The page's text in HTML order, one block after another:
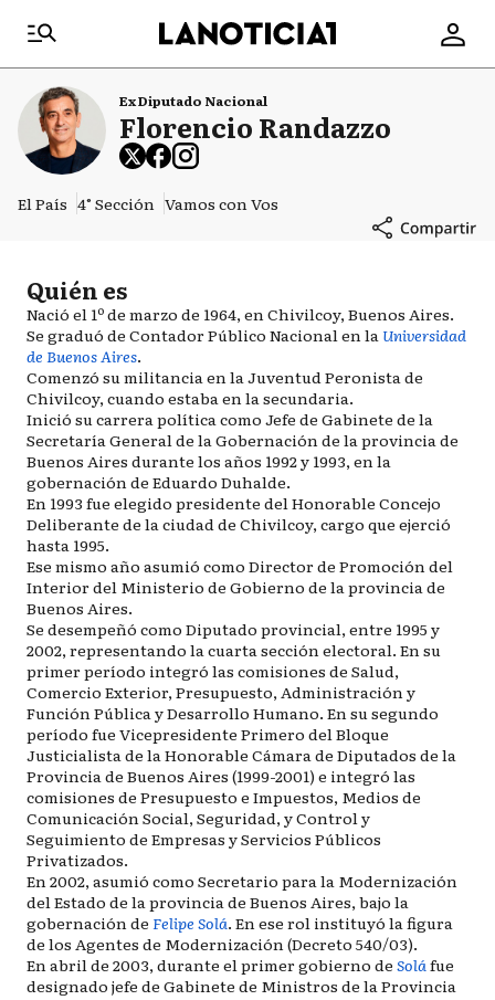
Ex Diputado Nacional
Florencio Randazzo
El País 4° Sección Vamos con Vos
Quién es
Nació el 1º de marzo de 1964, en Chivilcoy, Buenos Aires.
Se graduó de Contador Público Nacional en la Universidad
de Buenos Aires.
Comenzó su militancia en la Juventud Peronista de
Chivilcoy, cuando estaba en la secundaria.
Inició su carrera política como Jefe de Gabinete de la
Secretaría General de la Gobernación de la provincia de
Buenos Aires durante los años 1992 y 1993,​ en la
gobernación de Eduardo Duhalde.
En 1993 fue elegido presidente del Honorable Concejo
Deliberante de la ciudad de Chivilcoy, cargo que ejerció
hasta 1995.
Ese mismo año asumió como Director de Promoción del
Interior del Ministerio de Gobierno de la provincia de
Buenos Aires.
Se desempeñó como Diputado provincial, entre 1995 y
2002, representando la cuarta sección electoral. En su
primer período integró las comisiones de Salud,
Comercio Exterior, Presupuesto, Administración y
Función Pública y Desarrollo Humano. En su segundo
período fue Vicepresidente Primero del Bloque
Justicialista de la Honorable Cámara de Diputados de la
Provincia de Buenos Aires (1999-2001) e integró las
comisiones de Presupuesto e Impuestos, Medios de
Comunicación Social, Seguridad, y Control y
Seguimiento de Empresas y Servicios Públicos
Privatizados.
En 2002, asumió como Secretario para la Modernización
del Estado de la provincia de Buenos Aires, bajo la
gobernación de Felipe Solá. En ese rol instituyó la figura
de los Agentes de Modernización (Decreto 540/03).
En abril de 2003, durante el primer gobierno de Soláfue
designado jefe de Gabinete de Ministros de la Provincia